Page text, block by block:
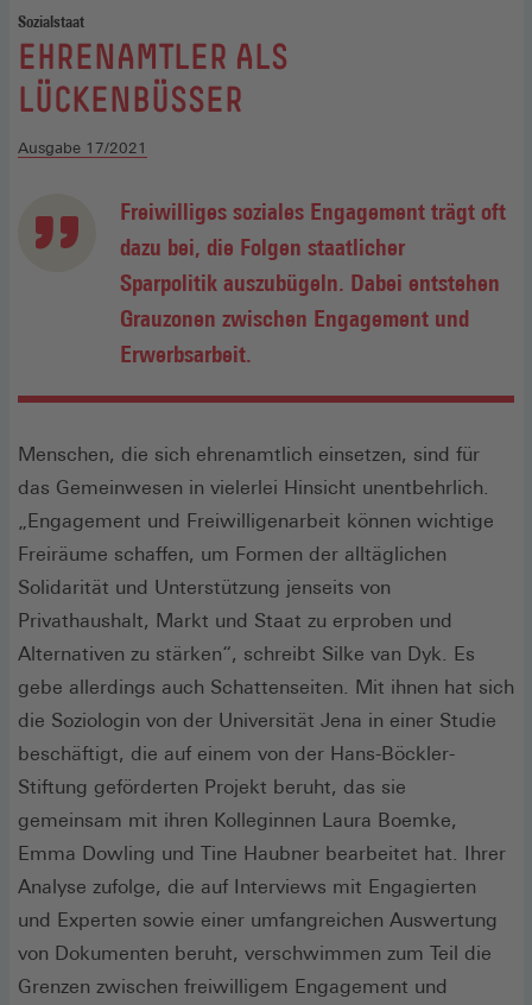
Sozialstaat
:
EHRENAMTLER ALS
LÜCKENBÜSSER
Ausgabe 17/2021
Freiwilliges soziales Engagement trägt oft
dazu bei, die Folgen staatlicher
Sparpolitik ­auszubügeln. Dabei entstehen
Grauzonen zwischen Engagement und
Erwerbsarbeit.
Menschen, die sich ehrenamtlich einsetzen, sind für
das Gemeinwesen in vielerlei Hinsicht unentbehrlich.
„Engagement und Freiwilligenarbeit können wichtige
Freiräume schaffen, um Formen der alltäglichen
Solidarität und Unterstützung jenseits von
Privathaushalt, Markt und Staat zu erproben und
Alternativen zu stärken“, schreibt Silke van Dyk. Es
gebe allerdings auch Schattenseiten. Mit ihnen hat sich
die Soziologin von der Universität Jena in einer Studie
beschäftigt, die auf einem von der Hans-Böckler-
Stiftung geförderten Projekt beruht, das sie
gemeinsam mit ihren Kolleginnen Laura Boemke,
Emma Dowling und Tine Haubner bearbeitet hat. Ihrer
Analyse zufolge, die auf Interviews mit Engagierten
und Experten sowie einer umfangreichen Auswertung
von Dokumenten beruht, verschwimmen zum Teil die
Grenzen zwischen freiwilligem Engagement und